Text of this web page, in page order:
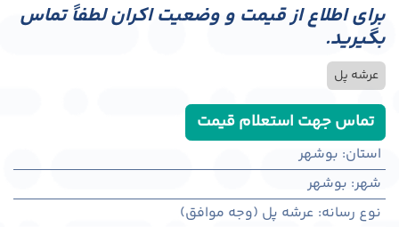
برای اطلاع از قیمت و وضعیت اکران لطفاً تماس
بگیرید.
عرشه پل
تماس جهت استعلام قیمت
استان: بوشهر
شهر: بوشهر
نوع رسانه: عرشه پل (وجه موافق)